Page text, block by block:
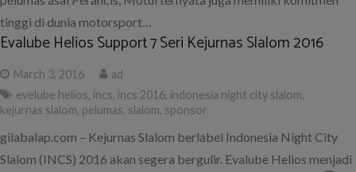
tinggi di dunia motorsport…
Evalube Helios Support 7 Seri Kejurnas Slalom 2016
March 3, 2016
ad
evelube helios, incs, incs 2016, indonesia night city slalom,
kejurnas slalom, pelumas, slalom, sponsor
gilabalap.com – Kejurnas Slalom berlabel Indonesia Night City
Slalom (INCS) 2016 akan segera bergulir. Evalube Helios menjadi